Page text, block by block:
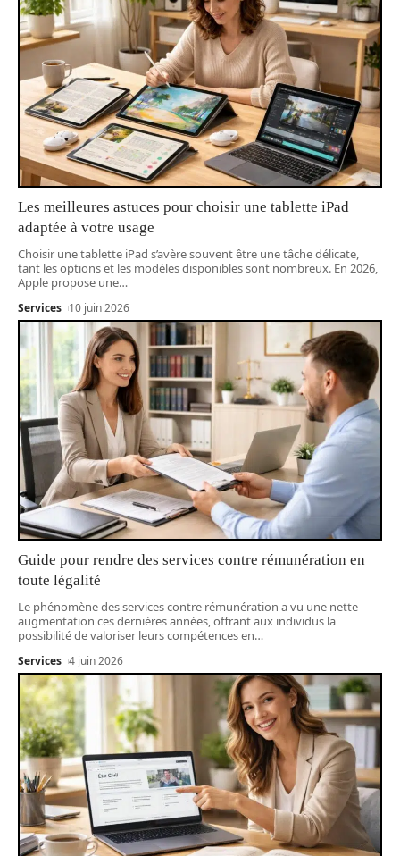
Les meilleures astuces pour choisir une tablette iPad
adaptée à votre usage
Choisir une tablette iPad s’avère souvent être une tâche délicate,
tant les options et les modèles disponibles sont nombreux. En 2026,
Apple propose une…
Services 10 juin 2026
Guide pour rendre des services contre rémunération en
toute légalité
Le phénomène des services contre rémunération a vu une nette
augmentation ces dernières années, offrant aux individus la
possibilité de valoriser leurs compétences en…
Services 4 juin 2026